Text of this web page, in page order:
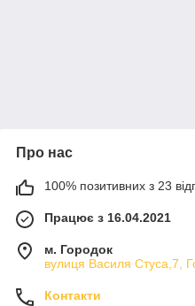
Про нас
100% позитивних з 23
Працює з 16.04.2021
м. Городок
вулиця Василя Стуса,7,
Контакти